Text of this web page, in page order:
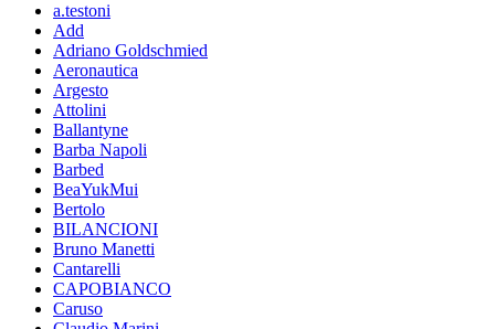
a.testoni
Add
Adriano Goldschmied
Aeronautica
Argesto
Attolini
Ballantyne
Barba Napoli
Barbed
BeaYukMui
Bertolo
BILANCIONI
Bruno Manetti
Cantarelli
CAPOBIANCO
Caruso